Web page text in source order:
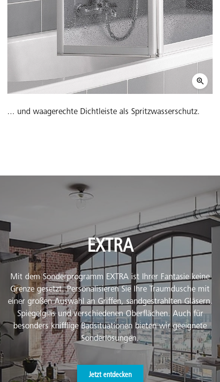
... und waagerechte Dichtleiste als Spritzwasserschutz.
EXTRA
Mit dem Sonderprogramm EXTRA ist Ihrer Fantasie keine
Grenze gesetzt. Personalisieren Sie Ihre Traumdusche mit
einer großen Auswahl an Griffen, sandgestrahlten Gläsern,
Spiegelglas und verschiedenen Oberflächen. Auch für
besonders knifflige Badsituationen bieten wir geeignete
Sonderlösungen.
Jetzt entdecken